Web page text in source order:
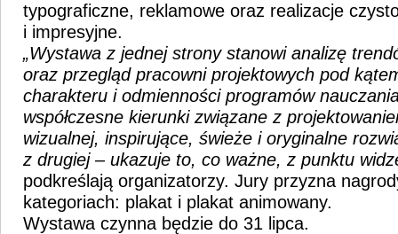
typograficzne, reklamowe oraz realizacje
i impresyjne.
„Wystawa z jednej strony stanowi analizę
oraz przegląd pracowni projektowych pod
charakteru i odmienności programów
współczesne kierunki związane z
wizualnej, inspirujące, świeże i oryginalne
z drugiej – ukazuje to, co ważne, z punktu
podkreślają organizatorzy. Jury przyzna
kategoriach: plakat i plakat animowany.
Wystawa czynna będzie do 31 lipca.